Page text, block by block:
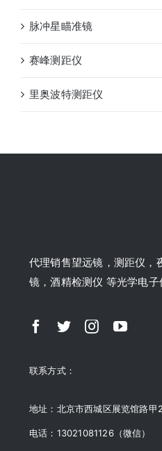
脉冲星瞄准镜
赛峰测距仪
里奥波特测距仪
代理销售望远镜，测距仪，
镜，酒精检测仪 等光学电子
联系方式：
地址：北京市西城区展览馆路甲
电话：13021081126（微信）